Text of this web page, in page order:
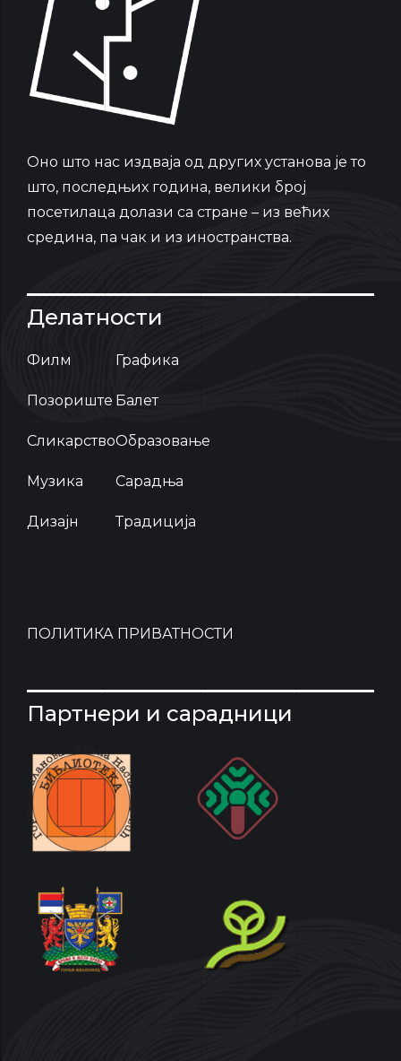
Oно што нас издваја од других установа је то
што, последњих година, велики број
посетилаца долази са стране – из већих
средина, па чак и из иностранства.
Делатности
Филм
Позориште
Сликарство
Музика
Дизајн
Графика
Балет
Образовање
Сарадња
Традиција
ПОЛИТИКА ПРИВАТНОСТИ
Партнери и сарадници